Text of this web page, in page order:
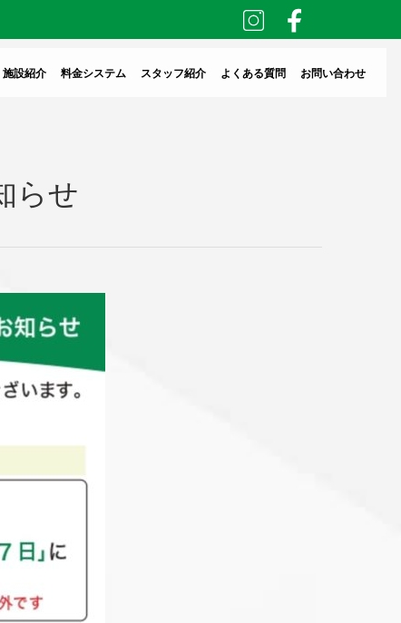
施設紹介 料金システム スタッフ紹介 よくある質問 お問い合わせ
らせ